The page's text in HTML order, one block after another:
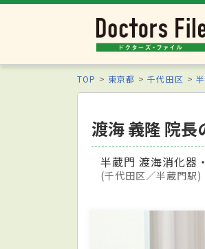
TOP 東京都 千代田区
渡海 義隆 院
半蔵門 渡海消化器
(千代田区／半蔵門駅)